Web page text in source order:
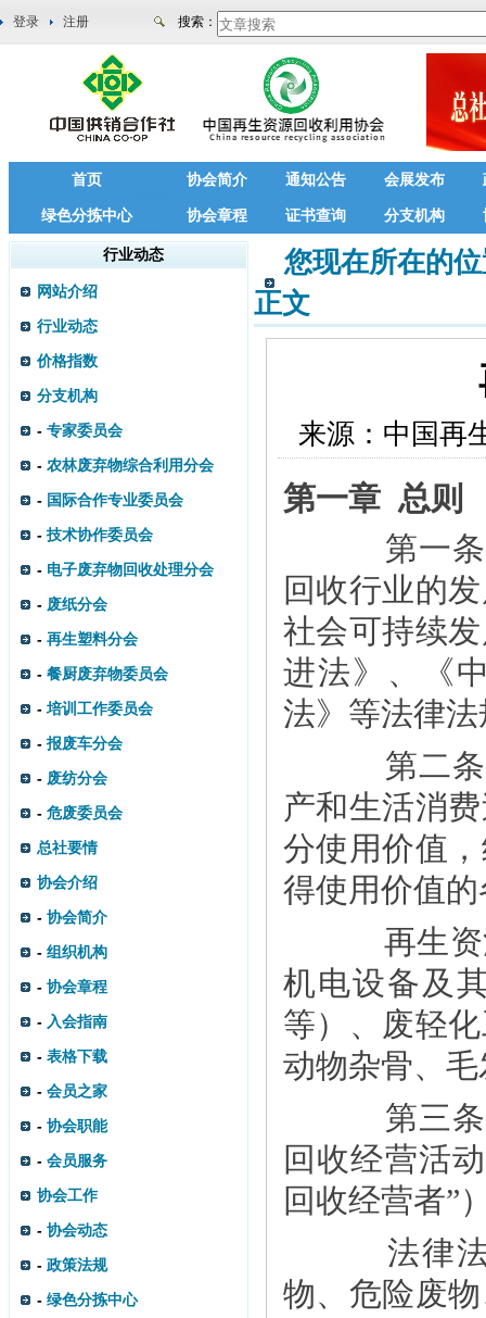
登录 注册 搜索：
首页 协会简介 通知公告 会展发布
绿色分拣中心 协会章程 证书查询 分支机构
行业动态
网站介绍
行业动态
价格指数
分支机构
- 专家委员会
- 农林废弃物综合利用分会
- 国际合作专业委员会
- 技术协作委员会
- 电子废弃物回收处理分会
- 废纸分会
- 再生塑料分会
- 餐厨废弃物委员会
-培训工作委员会
- 报废车分会
- 废纺分会
- 危废委员会
总社要情
协会介绍
- 协会简介
- 组织机构
- 协会章程
- 入会指南
- 表格下载
- 会员之家
- 协会职能
- 会员服务
协会工作
- 协会动态
- 政策法规
- 绿色分拣中心
您现在所在的
正文
来源： 中国再
第一章 总则
第一条
回收行业的
社会可持续
进法》、《
法》等法律
第二条
产和生活消
分使用价值
得使用价值
再生资
机电设备及
等）、废轻
动物杂骨、
第三条
回收经营活
回收经营者”
法律法
物、危险废